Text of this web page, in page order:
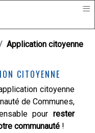
≡
Application citoyenne
CITOYENNE
citoyenne
de Communes,
pour rester
communauté !